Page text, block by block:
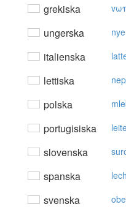
grekiska
ungerska
italienska
lettiska
polska
portugisiska
slovenska
spanska
svenska